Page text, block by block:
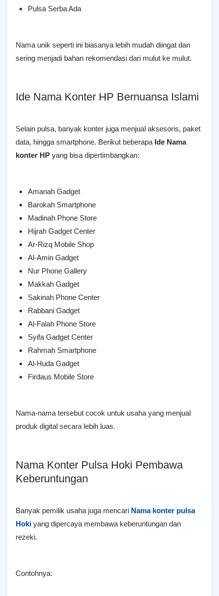
Pulsa Serba Ada
Nama unik seperti ini biasanya lebih mudah diingat dan
sering menjadi bahan rekomendasi dari mulut ke mulut.
Ide Nama Konter HP Bernuansa Islami
Selain pulsa, banyak konter juga menjual aksesoris, paket
data, hingga smartphone. Berikut beberapa Ide Nama
konter HP yang bisa dipertimbangkan:
Amanah Gadget
Barokah Smartphone
Madinah Phone Store
Hijrah Gadget Center
Ar-Rizq Mobile Shop
Al-Amin Gadget
Nur Phone Gallery
Makkah Gadget
Sakinah Phone Center
Rabbani Gadget
Al-Falah Phone Store
Syifa Gadget Center
Rahmah Smartphone
Al-Huda Gadget
Firdaus Mobile Store
Nama-nama tersebut cocok untuk usaha yang menjual
produk digital secara lebih luas.
Nama Konter Pulsa Hoki Pembawa
Keberuntungan
Banyak pemilik usaha juga mencari Nama konter pulsa
Hoki yang dipercaya membawa keberuntungan dan
rezeki.
Contohnya: